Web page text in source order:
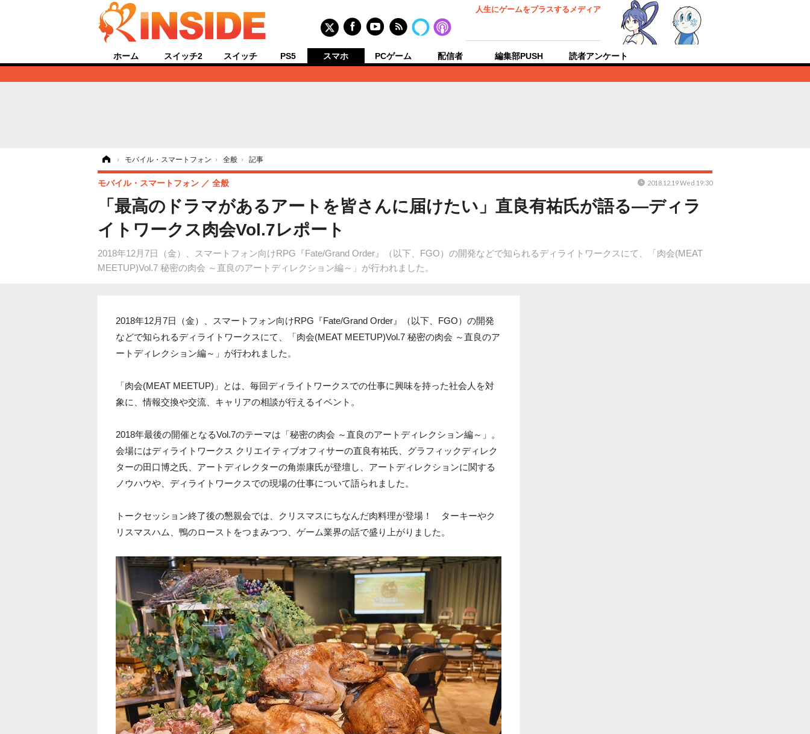
人生にゲームをプラスするメディア
ホーム スイッチ2 スイッチ PS5 スマホ PCゲーム 配信者 編集部PUSH 読者アンケート
› モバイル・スマートフォン › 全般 › 記事
「最高のドラマがあるアートを皆さんに届けたい」直良有祐氏が語る―ディラ
イトワークス肉会Vol.7レポート
2018年12月7日（金）、スマートフォン向けRPG『Fate/Grand Order』（以下、FGO）の開発などで知られるディライトワークスにて、「肉会(MEAT
MEETUP)Vol.7 秘密の肉会 ～直良のアートディレクション編～」が行われました。
モバイル・スマートフォン 全般 2018.12.19 Wed 19:30
2018年12月7日（金）、スマートフォン向けRPG『Fate/Grand Order』（以下、FGO）の開発
などで知られるディライトワークスにて、「肉会(MEAT MEETUP)Vol.7 秘密の肉会 ～直良のア
ートディレクション編～」が行われました。
「肉会(MEAT MEETUP)」とは、毎回ディライトワークスでの仕事に興味を持った社会人を対
象に、情報交換や交流、キャリアの相談が行えるイベント。
2018年最後の開催となるVol.7のテーマは「秘密の肉会 ～直良のアートディレクション編～」。
会場にはディライトワークス クリエイティブオフィサーの直良有祐氏、グラフィックディレク
ターの田口博之氏、アートディレクターの角崇康氏が登壇し、アートディレクションに関する
ノウハウや、ディライトワークスでの現場の仕事について語られました。
トークセッション終了後の懇親会では、クリスマスにちなんだ肉料理が登場！ ターキーやク
リスマスハム、鴨のローストをつまみつつ、ゲーム業界の話で盛り上がりました。